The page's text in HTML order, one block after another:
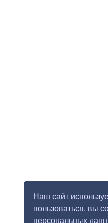
Наш сайт
пользоваться, вы
персональных